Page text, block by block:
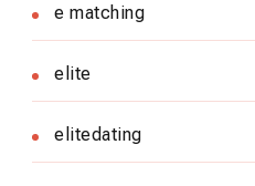
e matching
elite
elitedating